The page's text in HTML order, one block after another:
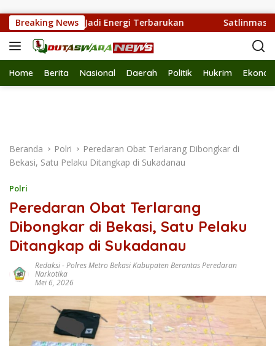
Breaking News
Sampah Jadi Energi Terbarukan Satlinmas Kota
Home Berita Nasional Daerah Politik Hukrim
Beranda Polri
Peredaran Obat Terlarang Dibongkar di
Bekasi, Satu Pelaku Ditangkap di Sukadanau
Polri
Peredaran Obat Terlarang
Dibongkar di Bekasi, Satu Pelaku
Ditangkap di Sukadanau
Redaksi-Polres Metro Bekasi Kabupaten Berantas Peredaran
Narkotika
Mei 6, 2026